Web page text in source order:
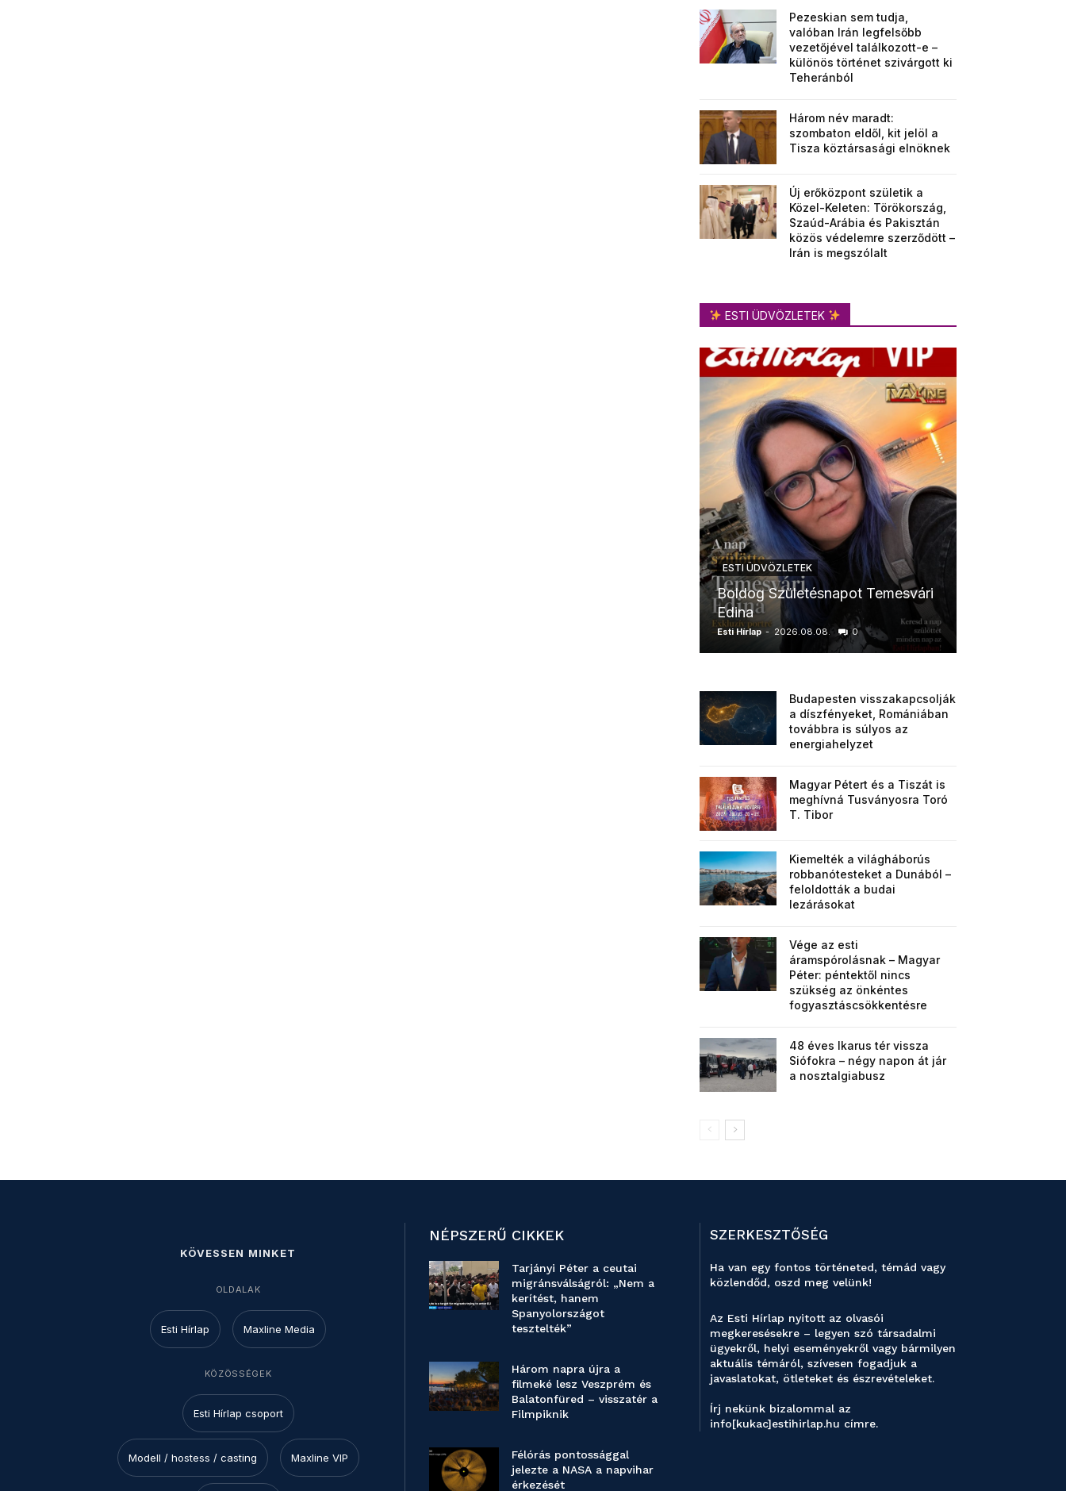
Pezeskian sem tudja,
valóban Irán legfelsőbb
vezetőjével találkozott-e –
különös történet szivárgott ki
Teheránból
Három név maradt:
szombaton eldől, kit jelöl a
Tisza köztársasági elnöknek
Új erőközpont születik a
Közel-Keleten: Törökország,
Szaúd-Arábia és Pakisztán
közös védelemre szerződött –
Irán is megszólalt
ESTI ÜDVÖZLETEK
ESTI ÜDVÖZLETEK
Boldog Születésnapot Temesvári
Edina
Esti Hírlap - 2026.08.08. 0
Budapesten visszakapcsolják
a díszfényeket, Romániában
továbbra is súlyos az
energiahelyzet
Magyar Pétert és a Tiszát is
meghívná Tusványosra Toró
T. Tibor
Kiemelték a világháborús
robbanótesteket a Dunából –
feloldották a budai
lezárásokat
Vége az esti
áramspórolásnak – Magyar
Péter: péntektől nincs
szükség az önkéntes
fogyasztáscsökkentésre
48 éves Ikarus tér vissza
Siófokra – négy napon át jár
a nosztalgiabusz
KÖVESSEN MINKET
OLDALAK
Esti Hírlap Maxline Media
KÖZÖSSÉGEK
Esti Hírlap csoport
Modell / hostess / casting Maxline VIP
NÉPSZERŰ CIKKEK
Tarjányi Péter a ceutai
migránsválságról: „Nem a
kerítést, hanem
Spanyolországot
tesztelték”
Három napra újra a
filmeké lesz Veszprém és
Balatonfüred – visszatér a
Filmpiknik
Félórás pontossággal
jelezte a NASA a napvihar
érkezését
SZERKESZTŐSÉG
Ha van egy fontos történeted, témád vagy
közlendőd, oszd meg velünk!
Az Esti Hírlap nyitott az olvasói
megkeresésekre – legyen szó társadalmi
ügyekről, helyi eseményekről vagy bármilyen
aktuális témáról, szívesen fogadjuk a
javaslatokat, ötleteket és észrevételeket.
Írj nekünk bizalommal az
info[kukac]estihirlap.hu címre.